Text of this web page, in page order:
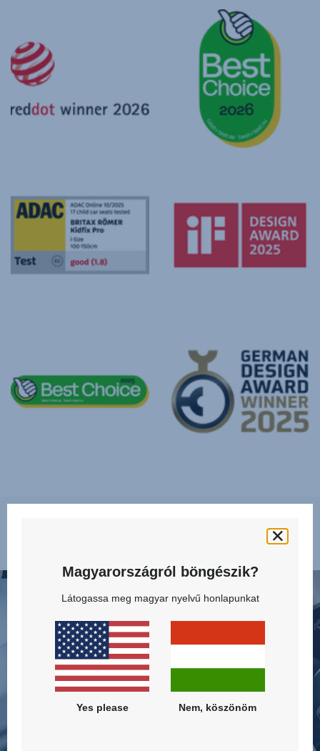
VÉDI
ÉS
A
MELLKASÁT,
1/10
Magyarországról böngészik?
Látogassa meg magyar nyelvű honlapunkat
Yes please Nem, köszönöm